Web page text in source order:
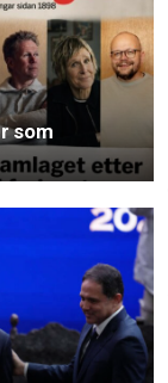
som